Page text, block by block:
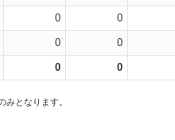
0 0
0 0
0 0
となります。